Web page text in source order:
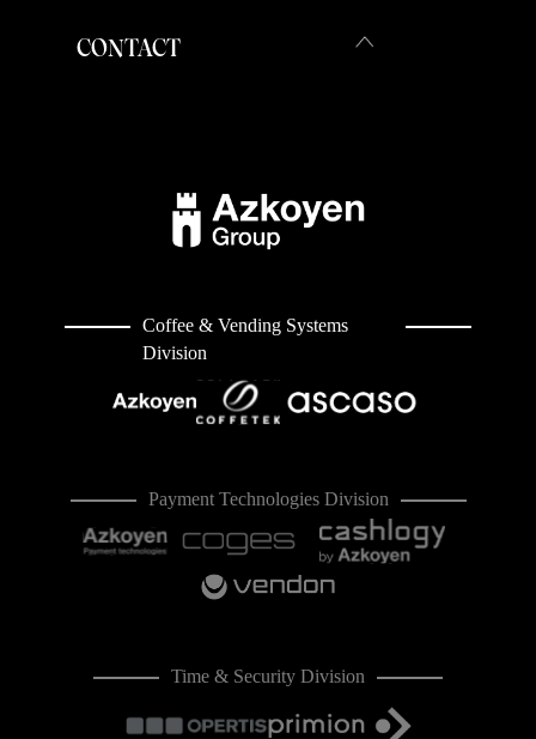
CONTACT
Coffee & Vending Systems
Division
Payment Technologies Division
Time & Security Division